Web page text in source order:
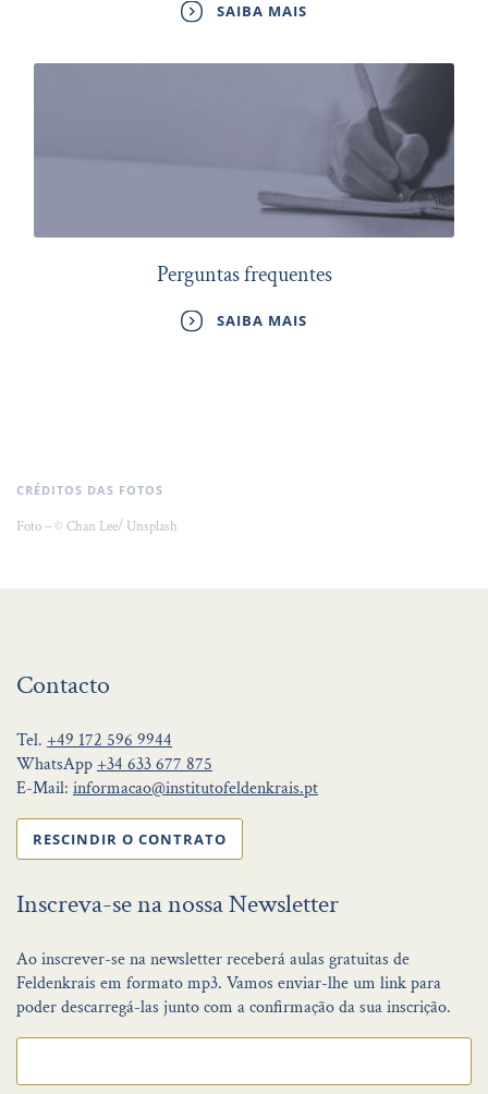
SAIBA MAIS
Perguntas frequentes
SAIBA MAIS
CRÉDITOS DAS FOTOS
Foto – © Chan Lee/ Unsplash
Contacto
Tel. +49 172 596 9944
WhatsApp+34 633 677 875
E-Mail: informacao@institutofeldenkrais.pt
RESCINDIR O CONTRATO
Inscreva-se na nossa Newsletter
Ao inscrever-se na newsletter receberá aulas gratuitas de
Feldenkrais em formato mp3. Vamos enviar-lhe um link para
poder descarregá-las junto com a confirmação da sua inscrição.